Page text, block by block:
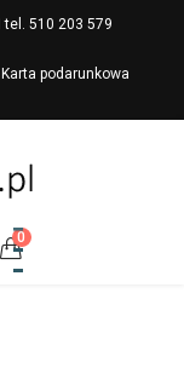
tel. 510 203 579
Karta podarunkowa
0